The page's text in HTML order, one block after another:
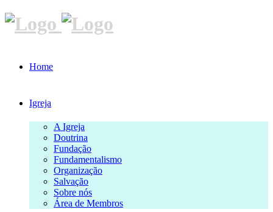
Home
Igreja
A Igreja
Doutrina
Fundação
Fundamentalismo
Organização
Salvação
Sobre nós
Área de Membros